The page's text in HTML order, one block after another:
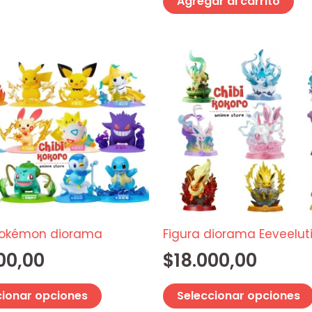
diorama
opciones
producto
tiene
múltiples
variantes.
Las
opciones
se
elegir
página
Figura diorama
$18.000,00
Seleccionar opciones